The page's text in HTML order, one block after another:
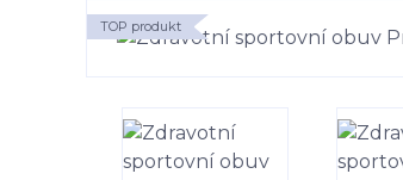
TOP produkt